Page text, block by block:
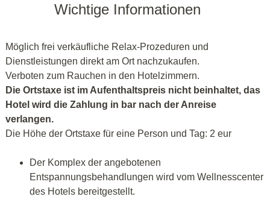
Wichtige Informationen
Möglich frei verkäufliche Relax-Prozeduren und
Dienstleistungen direkt am Ort nachzukaufen.
Verboten zum Rauchen in den Hotelzimmern.
Die Ortstaxe ist im Aufenthaltspreis nicht beinhaltet, das
Hotel wird die Zahlung in bar nach der Anreise
verlangen.
Die Höhe der Ortstaxe für eine Person und Tag: 2 eur
Der Komplex der angebotenen
Entspannungsbehandlungen wird vom Wellnesscenter
des Hotels bereitgestellt.